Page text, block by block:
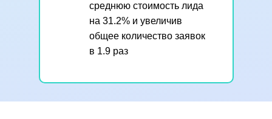
среднюю стоимость лида
на 31.2% и увеличив
общее количество заявок
в 1.9 раз